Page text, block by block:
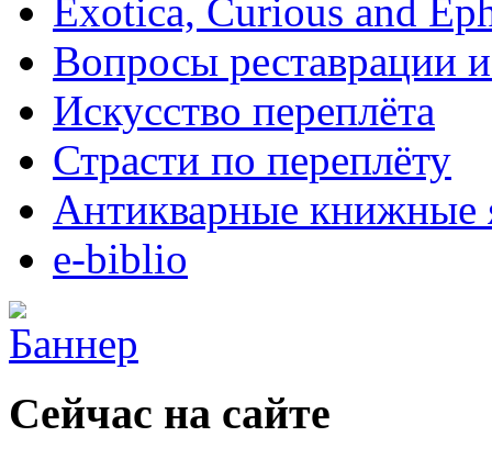
Exotica, Curious and
Вопросы реставрации
Искусство переплёта
Страсти по переплёту
Антикварные книжные
e-biblio
Сейчас на сайте